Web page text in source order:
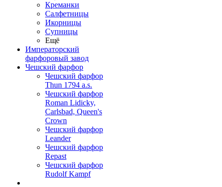
Креманки
Салфетницы
Икорницы
Супницы
Ещё
Императорский
фарфоровый завод
Чешский фарфор
Чешский фарфор
Thun 1794 a.s.
Чешский фарфор
Roman Lidicky,
Carlsbad, Queen's
Crown
Чешский фарфор
Leander
Чешский фарфор
Repast
Чешский фарфор
Rudolf Kampf